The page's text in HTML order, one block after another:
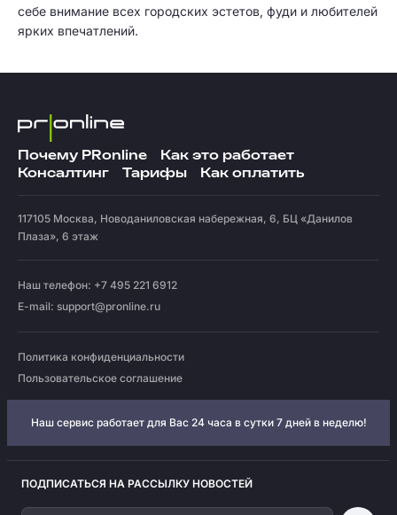
себе внимание всех городских эстетов, фуди и любителей
ярких впечатлений.
Почему PRonline
Как это работает
Консалтинг
Тарифы Как оплатить
117105 Москва, Новоданиловская набережная, 6, БЦ «Данилов
Плаза», 6 этаж
Наш телефон: +7 495 221 6912
E-mail: support@pronline.ru
Политика конфиденциальности
Пользовательское соглашение
Наш сервис работает для Вас 24 часа в сутки 7 дней в неделю!
ПОДПИСАТЬСЯ НА РАССЫЛКУ НОВОСТЕЙ